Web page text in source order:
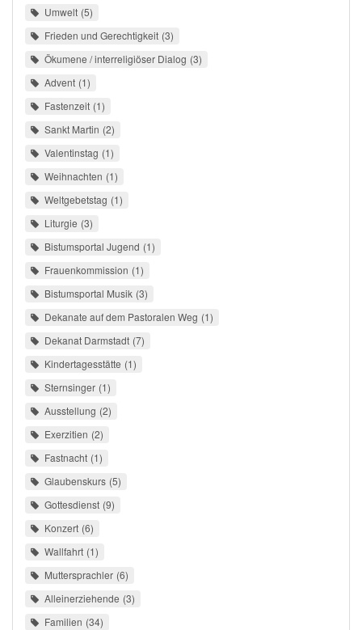
Umwelt 5
Frieden und Gerechtigkeit 3
Ökumene / interreligiöser Dialog 3
Advent 1
Fastenzeit 1
Sankt Martin 2
Valentinstag 1
Weihnachten 1
Weltgebetstag 1
Liturgie 3
Bistumsportal Jugend 1
Frauenkommission 1
Bistumsportal Musik 3
Dekanate auf dem Pastoralen Weg 1
Dekanat Darmstadt 7
Kindertagesstätte 1
Sternsinger 1
Ausstellung 2
Exerzitien 2
Fastnacht 1
Glaubenskurs 5
Gottesdienst 9
Konzert 6
Wallfahrt 1
Muttersprachler 6
Alleinerziehende 3
Familien 34